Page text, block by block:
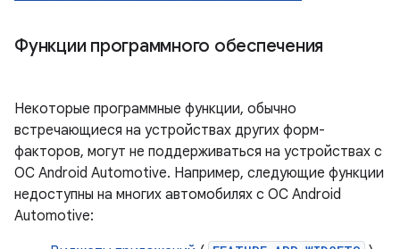
Функции программного обеспечения
Некоторые программные функции, обычно
встречающиеся на устройствах других форм-
факторов, могут не поддерживаться на устройствах с
ОС Android Automotive. Например, следующие функции
недоступны на многих автомобилях с ОС Android
Automotive: